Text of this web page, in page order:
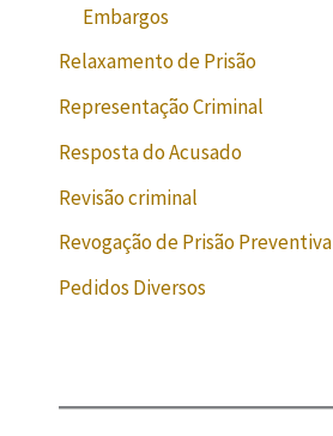
Embargos
Relaxamento de Prisão
Representação Criminal
Resposta do Acusado
Revisão criminal
Revogação de Prisão Preventiva
Pedidos Diversos